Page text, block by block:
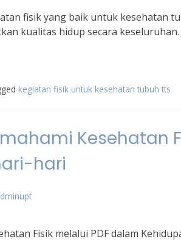
fisik yang baik untuk kesehatan
kualitas hidup secara
kegiatan fisik untuk kesehatan tubuh tts
Kesehatan
hari
Fisik melalui PDF dalam